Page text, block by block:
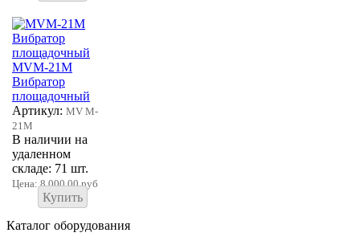
MVM-21M
Вибратор
площадочный
Артикул: MV M-
21M
В наличии на
удаленном
складе: 71 шт.
Цена:8 000,00 руб
Купить
Каталог оборудования